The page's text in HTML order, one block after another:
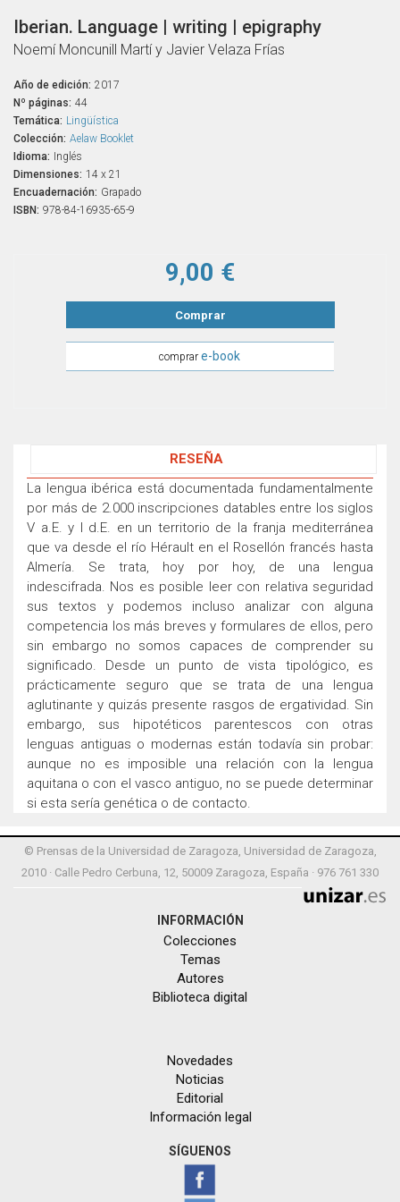
Iberian. Language | writing | epigraphy
Noemí Moncunill Martí y Javier Velaza Frías
Año de edición: 2017
Nº páginas: 44
Temática: Lingüística
Colección: Aelaw Booklet
Idioma: Inglés
Dimensiones: 14 x 21
Encuadernación: Grapado
ISBN: 978-84-16935-65-9
9,00 €
Comprar
comprare-book
RESEÑA
La lengua ibérica está documentada fundamentalmente
por más de 2.000 inscripciones datables entre los siglos
V a.E. y I d.E. en un territorio de la franja mediterránea
que va desde el río Hérault en el Rosellón francés hasta
Almería. Se trata, hoy por hoy, de una lengua
indescifrada. Nos es posible leer con relativa seguridad
sus textos y podemos incluso analizar con alguna
competencia los más breves y formulares de ellos, pero
sin embargo no somos capaces de comprender su
significado. Desde un punto de vista tipológico, es
prácticamente seguro que se trata de una lengua
aglutinante y quizás presente rasgos de ergatividad. Sin
embargo, sus hipotéticos parentescos con otras
lenguas antiguas o modernas están todavía sin probar:
aunque no es imposible una relación con la lengua
aquitana o con el vasco antiguo, no se puede determinar
si esta sería genética o de contacto.
© Prensas de la Universidad de Zaragoza, Universidad de Zaragoza,
2010 · Calle Pedro Cerbuna, 12, 50009 Zaragoza, España · 976 761 330
INFORMACIÓN
Colecciones
Temas
Autores
Biblioteca digital
Novedades
Noticias
Editorial
Información legal
SÍGUENOS